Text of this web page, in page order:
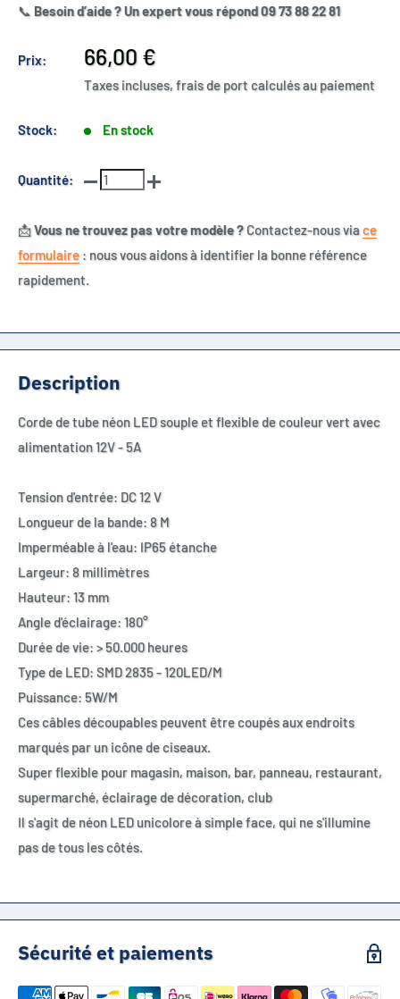
📞 Besoin d’aide ? Un expert vous répond 09 73 88 22 81
Prix:
Prix
réduit
66,00 €
Taxes incluses, frais de port calculés au paiement
Stock: En stock
Quantité:
📩Vous ne trouvez pas votre modèle ?Contactez-nous viace
formulaire : nous vous aidons à identifier la bonne référence
rapidement.
Description
Corde de tube néon LED souple et flexible de couleur vertavec
alimentation 12V - 5A
Tension d'entrée: DC 12 V
Longueur de la bande: 8 M
Imperméable à l'eau: IP65 étanche
Largeur: 8 millimètres
Hauteur: 13 mm
Angle d'éclairage: 180°
Durée de vie: > 50.000 heures
Type de LED: SMD 2835 - 120LED/M
Puissance: 5W/M
Ces câbles découpables peuvent être coupés aux endroits
marqués par un icône de ciseaux.
Super flexible pour magasin, maison, bar, panneau, restaurant,
supermarché, éclairage de décoration, club
Il s'agit de néon LED unicolore à simple face, qui ne s'illumine
pas de tous les côtés.
Sécurité et paiements